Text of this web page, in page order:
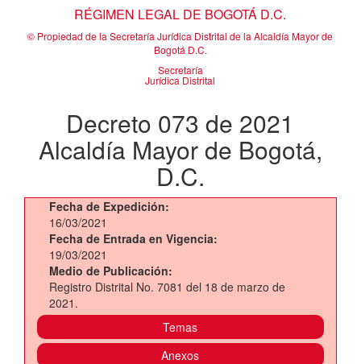
RÉGIMEN LEGAL DE BOGOTÁ D.C.
© Propiedad de la Secretaría Jurídica Distrital de la Alcaldía Mayor de
Bogotá D.C.
Secretaría
Jurídica Distrital
Decreto 073 de 2021
Alcaldía Mayor de Bogotá,
D.C.
Fecha de Expedición:
16/03/2021
Fecha de Entrada en Vigencia:
19/03/2021
Medio de Publicación:
Registro Distrital No. 7081 del 18 de marzo de
2021.
Temas
Anexos